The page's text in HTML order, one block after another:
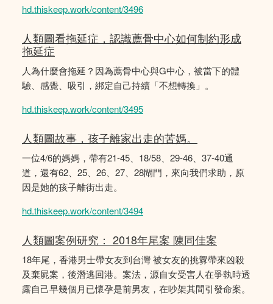
hd.thiskeep.work/content/3496
人類圖看拖延症，認識薦骨中心如何制約形成
拖延症
人為什麼會拖延？因為薦骨中心與G中心，被當下的體
驗、感覺、吸引，綁定自己持續「不想轉換」。
hd.thiskeep.work/content/3495
人類圖故事，孩子離家出走的苦媽。
一位4/6的媽媽，帶有21-45、18/58、29-46、37-40通
道，還有62、25、26、27、28閘門，來向我們求助，原
因是她的孩子離街出走。
hd.thiskeep.work/content/3494
人類圖案例研究： 2018年尾案 陳同佳案
18年尾，香港男士帶女友到台灣 被女友的挑釁帶來凶殺
及棄屍案，後潛逃回港。案法，源自女受害人在爭執時透
露自己早幾個月已懷孕是前男友，在吵架其間引發命案。